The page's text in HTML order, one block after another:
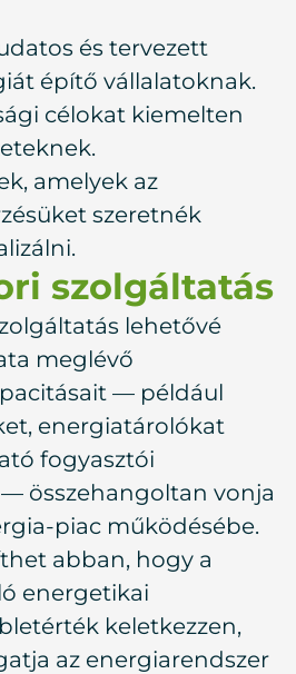
és tervezett
építő vállalatoknak.
célokat kiemelten
amelyek az
szeretnék
szolgáltatás
lehetővé
meglévő
— például
energiatárolókat
fogyasztói
összehangoltan vonja
piac működésébe.
abban, hogy a
energetikai
keletkezzen,
az energiarendszer